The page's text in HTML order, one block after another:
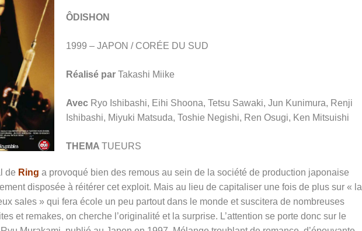
ÔDISHON
1999 – JAPON / CORÉE DU SUD
Réalisé par Takashi Miike
Avec Ryo Ishibashi, Eihi Shoona, Tetsu Sawaki, Jun Kunimura, Renji
Ishibashi, Miyuki Matsuda, Toshie Negishi, Ren Osugi, Ken Mitsuishi
THEMA TUEURS
de Ring a provoqué bien des remous au sein de la société de production japonaise
disposée à réitérer cet exploit. Mais au lieu de capitaliser une fois de plus sur « la
sales » qui fera école un peu partout dans le monde et suscitera de nombreuses
et remakes, on cherche l’originalité et la surprise. L’attention se porte donc sur le